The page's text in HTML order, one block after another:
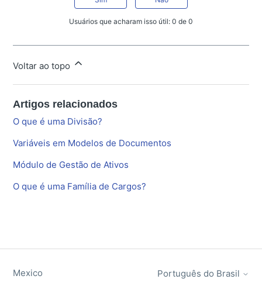
Usuários que acharam isso útil: 0 de 0
Voltar ao topo
Artigos relacionados
O que é uma Divisão?
Variáveis em Modelos de Documentos
Módulo de Gestão de Ativos
O que é uma Família de Cargos?
Mexico Português do Brasil